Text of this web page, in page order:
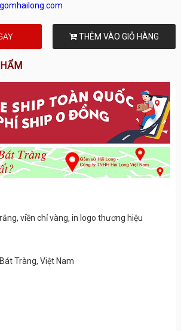
THÊM VÀO GIỎ HÀNG
viền chỉ vàng, in logo thương hiệu
Tràng, Việt Nam